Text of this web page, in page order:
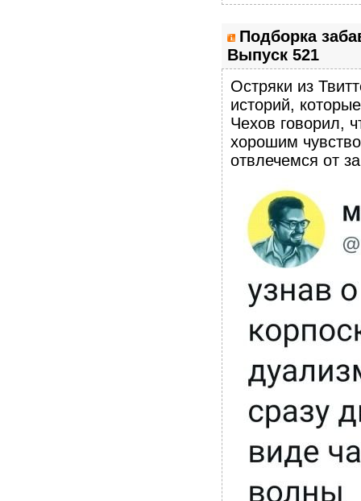
Подборка
Выпуск 521
Остряки из
историй,
Чехов говорил,
хорошим
отвлечемся от